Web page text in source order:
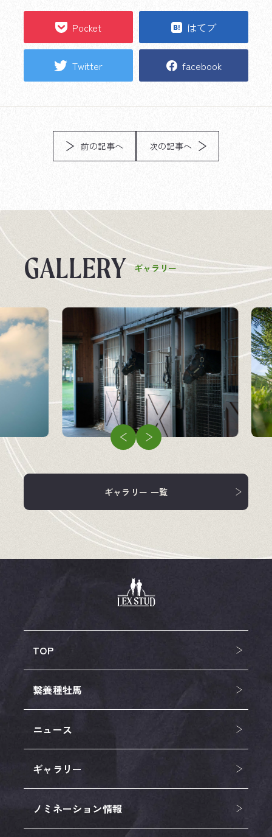
企業情報
競走馬
飼料・馬具
Pocket はてブ
Twitter facebook
前の記事へ 次の記事へ
GALLERY ギャラリー
ギャラリー 一覧
TOP
繋養種牡馬
ニュース
ギャラリー
ノミネーション情報